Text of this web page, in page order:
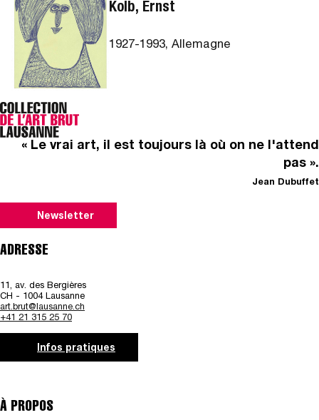
Kolb, Ernst
1927-1993, Allemagne
« Le vrai art, il est toujours là où on ne l'attend
pas ».
Jean Dubuffet
Newsletter
ADRESSE
11, av. des Bergières
CH - 1004 Lausanne
art.brut@lausanne.ch
+41 21 315 25 70
Infos pratiques
À PROPOS